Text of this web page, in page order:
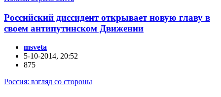
Российский диссидент открывает новую главу в
своем антипутинском Движении
msveta
5-10-2014, 20:52
875
Россия: взгляд со стороны